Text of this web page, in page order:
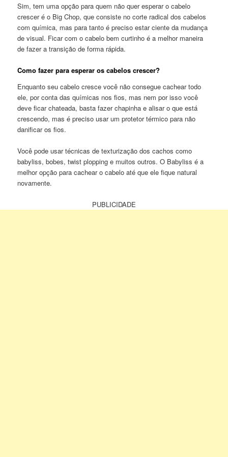
Sim, tem uma opção para quem não quer esperar o cabelo
crescer é o Big Chop, que consiste no corte radical dos cabelos
com química, mas para tanto é preciso estar ciente da mudança
de visual. Ficar com o cabelo bem curtinho é a melhor maneira
de fazer a transição de forma rápida.
Como fazer para esperar os cabelos crescer?
Enquanto seu cabelo cresce você não consegue cachear todo
ele, por conta das químicas nos fios, mas nem por isso você
deve ficar chateada, basta fazer chapinha e alisar o que está
crescendo, mas é preciso usar um protetor térmico para não
danificar os fios.
Você pode usar técnicas de texturização dos cachos como
babyliss, bobes, twist plopping e muitos outros. O Babyliss é a
melhor opção para cachear o cabelo até que ele fique natural
novamente.
PUBLICIDADE